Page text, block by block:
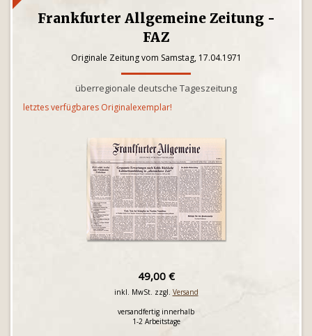
Frankfurter Allgemeine Zeitung -
FAZ
Originale Zeitung vom Samstag, 17.04.1971
überregionale deutsche Tageszeitung
letztes verfügbares Originalexemplar!
49,00 €
inkl. MwSt. zzgl. Versand
versandfertig innerhalb
1-2 Arbeitstage